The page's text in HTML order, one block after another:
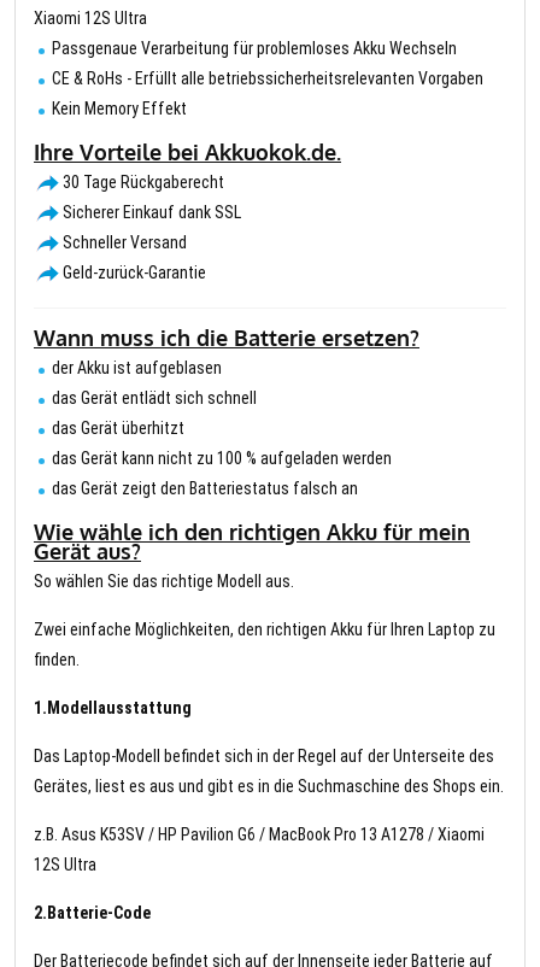
Xiaomi 12S Ultra
Passgenaue Verarbeitung für problemloses Akku Wechseln
CE & RoHs - Erfüllt alle betriebssicherheitsrelevanten Vorgaben
Kein Memory Effekt
Ihre Vorteile bei Akkuokok.de.
30 Tage Rückgaberecht
Sicherer Einkauf dank SSL
Schneller Versand
Geld-zurück-Garantie
Wann muss ich die Batterie ersetzen?
der Akku ist aufgeblasen
das Gerät entlädt sich schnell
das Gerät überhitzt
das Gerät kann nicht zu 100 % aufgeladen werden
das Gerät zeigt den Batteriestatus falsch an
Wie wähle ich den richtigen Akku für mein
Gerät aus?
So wählen Sie das richtige Modell aus.
Zwei einfache Möglichkeiten, den richtigen Akku für Ihren Laptop zu
finden.
1.Modellausstattung
Das Laptop-Modell befindet sich in der Regel auf der Unterseite des
Gerätes, liest es aus und gibt es in die Suchmaschine des Shops ein.
z.B. Asus K53SV / HP Pavilion G6 / MacBook Pro 13 A1278 / Xiaomi
12S Ultra
2.Batterie-Code
Der Batteriecode befindet sich auf der Innenseite jeder Batterie auf